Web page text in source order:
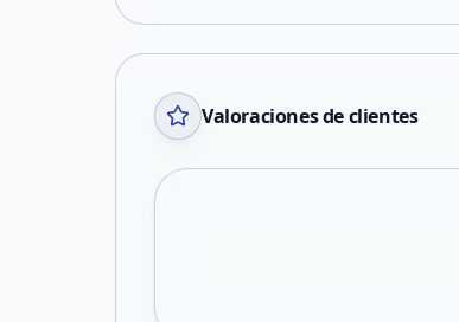
Valoraciones de clientes